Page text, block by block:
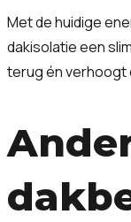
Met de huidige
dakisolatie een
terug én verhoogt